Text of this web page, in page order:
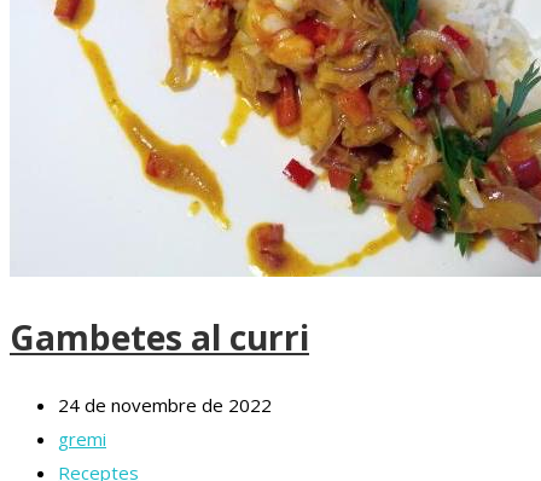
Gambetes al curri
24 de novembre de 2022
gremi
Receptes